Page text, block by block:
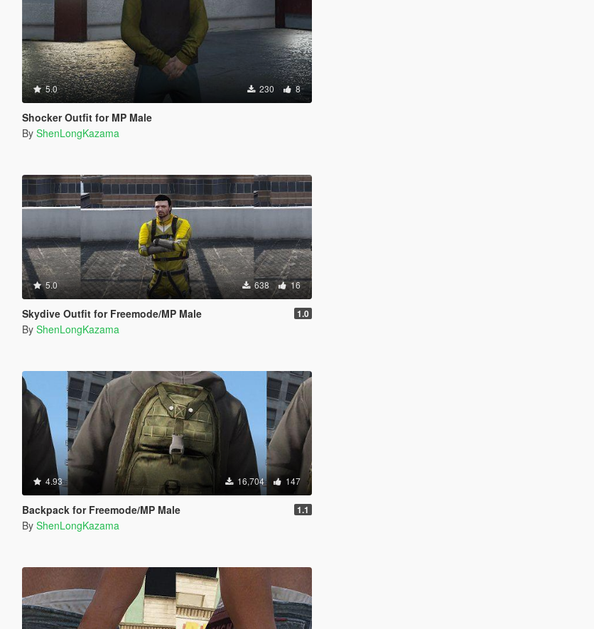
5.0 230 8
Shocker Outfit for MP Male
By ShenLongKazama
5.0 638 16
Skydive Outfit for Freemode/MP Male 1.0
By ShenLongKazama
4.93 16,704 147
Backpack for Freemode/MP Male 1.1
By ShenLongKazama